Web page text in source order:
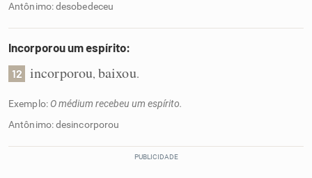
Antônimo: desobedeceu
Incorporou um espírito:
12 incorporou, baixou.
Exemplo: O médium recebeu um espírito.
Antônimo: desincorporou